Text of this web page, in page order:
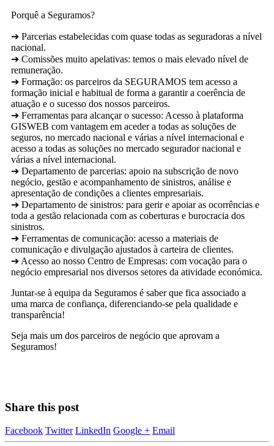
Porquê a Seguramos?
➔ Parcerias estabelecidas com quase todas as seguradoras a nível
nacional.
➔ Comissões muito apelativas: temos o mais elevado nível de
remuneração.
➔ Formação: os parceiros da SEGURAMOS tem acesso a
formação inicial e habitual de forma a garantir a coerência de
atuação e o sucesso dos nossos parceiros.
➔ Ferramentas para alcançar o sucesso: Acesso à plataforma
GISWEB com vantagem em aceder a todas as soluções de
seguros, no mercado nacional e várias a nível internacional e
acesso a todas as soluções no mercado segurador nacional e
várias a nível internacional.
➔ Departamento de parcerias: apoio na subscrição de novo
negócio, gestão e acompanhamento de sinistros, análise e
apresentação de condições a clientes empresariais.
➔ Departamento de sinistros: para gerir e apoiar as ocorrências e
toda a gestão relacionada com as coberturas e burocracia dos
sinistros.
➔ Ferramentas de comunicação: acesso a materiais de
comunicação e divulgação ajustados à carteira de clientes.
➔ Acesso ao nosso Centro de Empresas: com vocação para o
negócio empresarial nos diversos setores da atividade económica.
Juntar-se à equipa da Seguramos é saber que fica associado a
uma marca de confiança, diferenciando-se pela qualidade e
transparência!
Seja mais um dos parceiros de negócio que aprovam a
Seguramos!
Share this post
Facebook Twitter LinkedIn Google + Email